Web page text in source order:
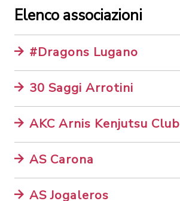
Elenco associazioni
#Dragons Lugano
30 Saggi Arrotini
AKC Arnis Kenjutsu Club
AS Carona
AS Jogaleros